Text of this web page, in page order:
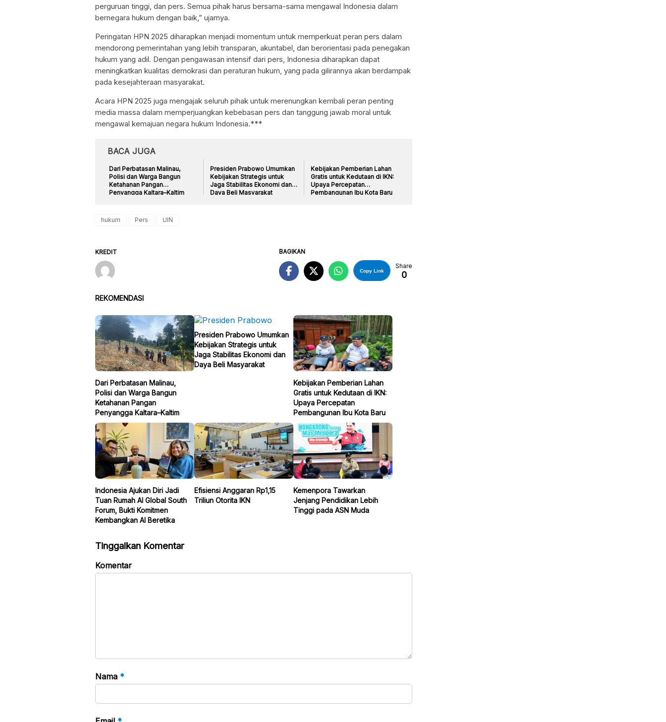
perguruan tinggi, dan pers. Semua pihak harus bersama-sama mengawal Indonesia dalam
bernegara hukum dengan baik,” ujarnya.
Peringatan HPN 2025 diharapkan menjadi momentum untuk memperkuat peran pers dalam
mendorong pemerintahan yang lebih transparan, akuntabel, dan berorientasi pada penegakan
hukum yang adil. Dengan pengawasan intensif dari pers, Indonesia diharapkan dapat
meningkatkan kualitas demokrasi dan peraturan hukum, yang pada gilirannya akan berdampak
pada kesejahteraan masyarakat.
Acara HPN 2025 juga mengajak seluruh pihak untuk merenungkan kembali peran penting
media massa dalam memperjuangkan kebebasan pers dan tanggung jawab moral untuk
mengawal kemajuan negara hukum Indonesia.***
BACA JUGA
Dari Perbatasan Malinau,
Polisi dan Warga Bangun
Ketahanan Pangan
Penyangga Kaltara–Kaltim
Presiden Prabowo Umumkan
Kebijakan Strategis untuk
Jaga Stabilitas Ekonomi dan
Daya Beli Masyarakat
Kebijakan Pemberian Lahan
Gratis untuk Kedutaan di IKN:
Upaya Percepatan
Pembangunan Ibu Kota Baru
hukum Pers UIN
KREDIT BAGIKAN
Copy Link
Share
0
REKOMENDASI
Dari Perbatasan Malinau,
Polisi dan Warga Bangun
Ketahanan Pangan
Penyangga Kaltara–Kaltim
Presiden Prabowo Umumkan
Kebijakan Strategis untuk
Jaga Stabilitas Ekonomi dan
Daya Beli Masyarakat
Kebijakan Pemberian Lahan
Gratis untuk Kedutaan di IKN:
Upaya Percepatan
Pembangunan Ibu Kota Baru
Indonesia Ajukan Diri Jadi
Tuan Rumah AI Global South
Forum, Bukti Komitmen
Kembangkan AI Beretika
Efisiensi Anggaran Rp1,15
Triliun Otorita IKN
Kemenpora Tawarkan
Jenjang Pendidikan Lebih
Tinggi pada ASN Muda
Tinggalkan Komentar
Komentar
Nama *